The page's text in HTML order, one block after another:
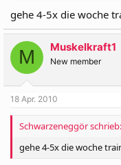
gehe 4-5x die woche
M Muskelkraft1
New member
18 Apr. 2010
Schwarzeneggör schrieb:
gehe 4-5x die woche